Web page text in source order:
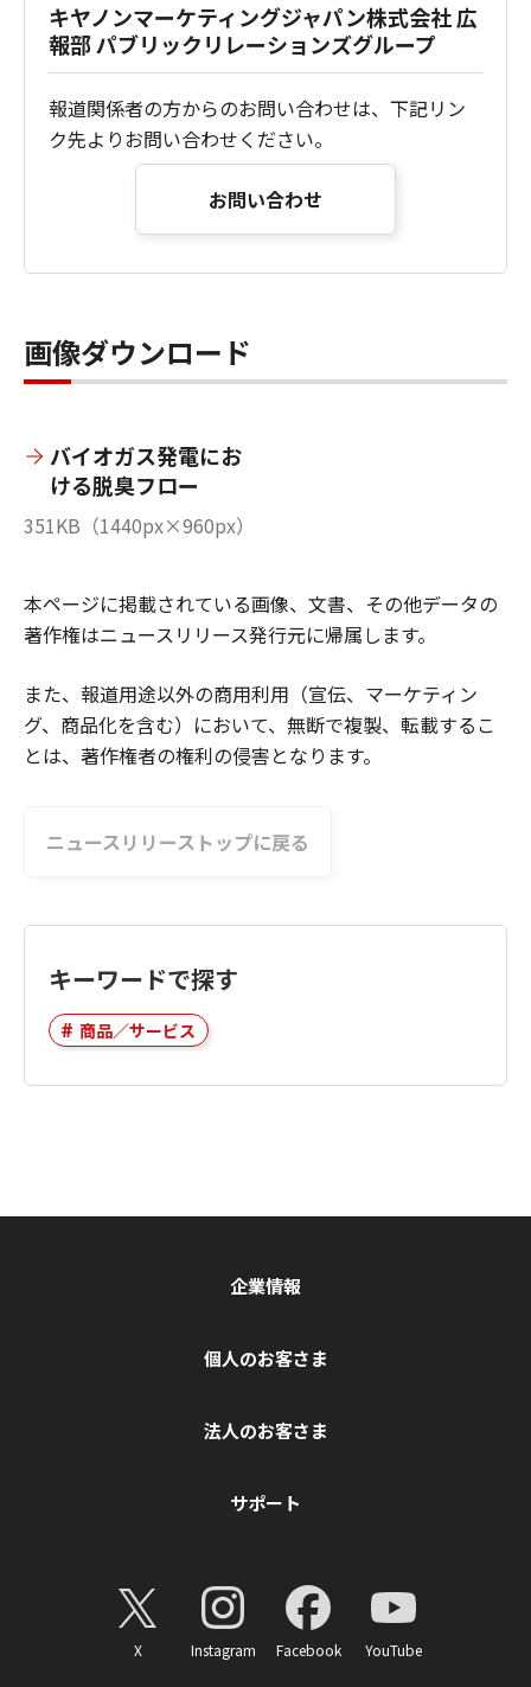
キヤノンマーケティングジャパン株式会社 広
報部 パブリックリレーションズグループ
報道関係者の方からのお問い合わせは、下記リン
ク先よりお問い合わせください。
お問い合わせ
画像ダウンロード
バイオガス発電にお
ける脱臭フロー
351KB（1440px×960px）
本ページに掲載されている画像、文書、その他データの
著作権はニュースリリース発行元に帰属します。
また、報道用途以外の商用利用（宣伝、マーケティン
グ、商品化を含む）において、無断で複製、転載するこ
とは、著作権者の権利の侵害となります。
ニュースリリーストップに戻る
キーワードで探す
商品／サービス
企業情報
個人のお客さま
法人のお客さま
サポート
X Instagram Facebook YouTube